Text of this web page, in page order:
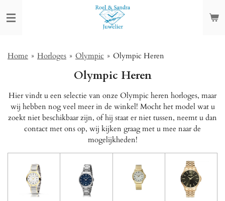
direct
hoofdinhoud
Home » Horloges » Olympic » Olympic Heren
Olympic Heren
Hier vindt u een selectie van onze Olympic heren horloges, maar
wij hebben nog veel meer in de winkel! Mocht het model wat u
zoekt niet beschikbaar zijn, of hij staat er niet tussen, neemt u dan
contact met ons op, wij kijken graag met u mee naar de
mogelijkheden!